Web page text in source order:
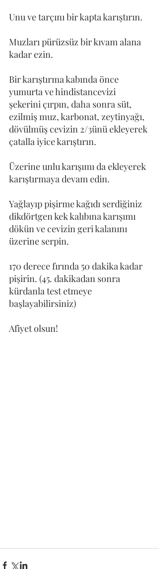
Unu ve tarçını bir kapta karıştırın.
Muzları pürüzsüz bir kıvam alana
kadar ezin.
Bir karıştırma kabında önce
yumurta ve hindistancevizi
şekerini çırpın, daha sonra süt,
ezilmiş muz, karbonat, zeytinyağı,
dövülmüş cevizin 2/3ünü ekleyerek
çatalla iyice karıştırın.
Üzerine unlu karışımı da ekleyerek
karıştırmaya devam edin.
Yağlayıp pişirme kağıdı serdiğiniz
dikdörtgen kek kalıbına karışımı
dökün ve cevizin geri kalanını
üzerine serpin.
170 derece fırında 50 dakika kadar
pişirin. (45. dakikadan sonra
kürdanla test etmeye
başlayabilirsiniz)
Afiyet olsun!